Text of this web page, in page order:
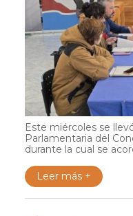
Este miércoles se
Parlamentaria del
durante la cual se
Leer más +